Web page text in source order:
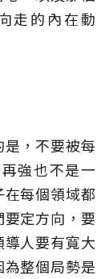
走的內在動
，不要被每
強也不是一
每個領域都
定方向，要
導人要有寬大
整個局勢是